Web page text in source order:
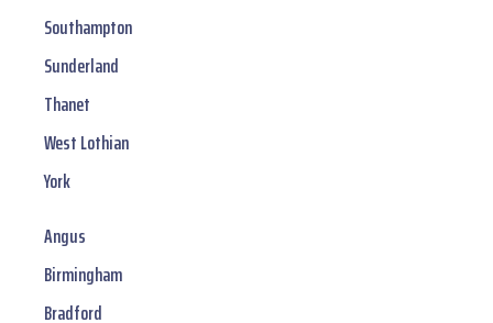
Southampton
Sunderland
Thanet
West Lothian
York
Angus
Birmingham
Bradford